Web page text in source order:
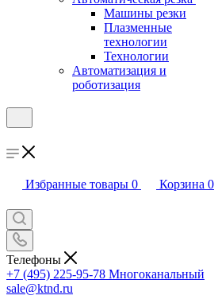
Машины резки
Плазменные
технологии
Технологии
Автоматизация и
роботизация
Избранные товары 0 Корзина 0
Телефоны
+7 (495) 225-95-78 Многоканальный
sale@ktnd.ru